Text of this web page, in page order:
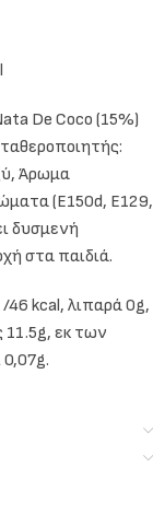
De Coco (15%)
Άρωμα
(E150d, Ε129,
δυσμενή
στα παιδιά.
/46 kcal, λιπαρά 0g,
11.5g, εκ των